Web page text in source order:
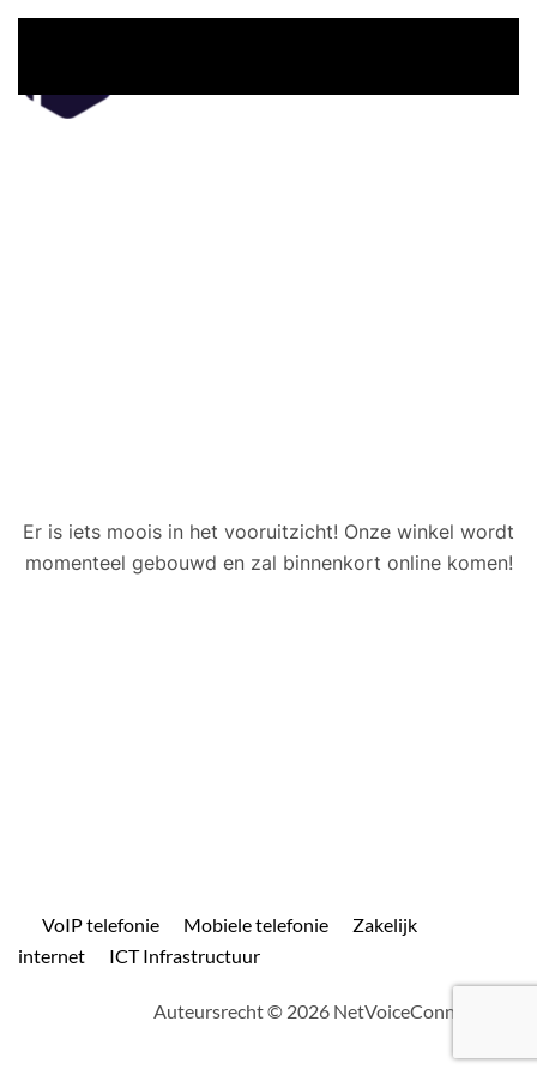
Er is iets moois in het vooruitzicht! Onze winkel wordt
momenteel gebouwd en zal binnenkort online komen!
VoIP telefonie Mobiele telefonie
Zakelijk
internet
ICT Infrastructuur
Auteursrecht © 2026 NetVoiceConnect.com